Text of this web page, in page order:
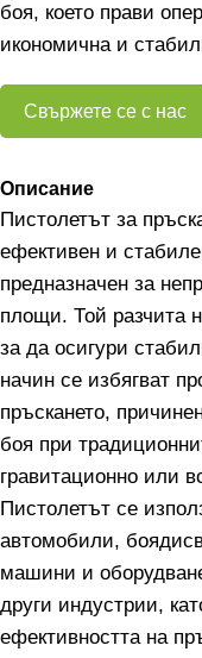
боя, което прави
икономична и
Свържете се с нас
Описание
Пистолетът за
ефективен и
предназначен за
площи. Той разчита
за да осигури
начин се избягват
пръскането,
боя при
гравитационно или
Пистолетът се
автомобили,
машини и
други индустрии,
ефективността на